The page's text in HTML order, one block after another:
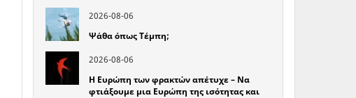
2026-08-06
Ψάθα όπως Τέμπη;
2026-08-06
Η Ευρώπη των φρακτών απέτυχε – Να
φτιάξουμε μια Ευρώπη της ισότητας και